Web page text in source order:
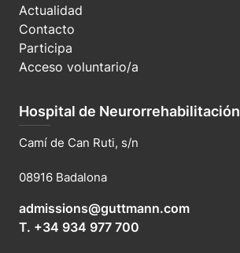
Actualidad
Contacto
Participa
Acceso voluntario/a
Hospital de Neurorrehabilitación
Camí de Can Ruti, s/n
08916 Badalona
admissions@guttmann.com
T. +34 934 977 700